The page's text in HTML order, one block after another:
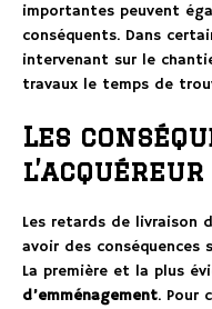
importantes peuvent
conséquents. Dans
intervenant sur le
travaux le temps de
Les
l’acquéreur
Les retards de livraison
avoir des conséquences
La première et la plus
d’emménagement. Pour